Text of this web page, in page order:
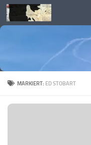
Skip to content
MARKIERT: ED STOBART